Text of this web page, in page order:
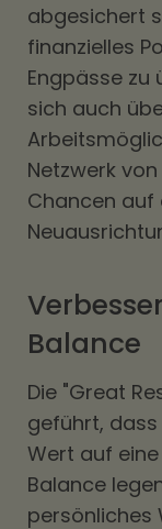
abgesichert
finanzielles
Engpässe zu
sich auch
Netzwerk
Chancen auf
Balance
Die "Great
geführt,
Wert auf
Balance
persönliches